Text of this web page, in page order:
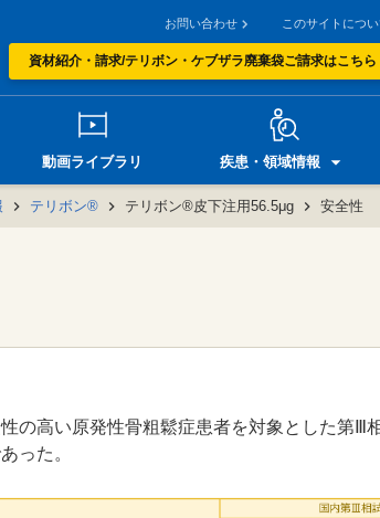
お問い合わせ このサイトについ
資材紹介・請求/テリボン・ケブザラ廃棄袋ご請求はこちら
動画ライブラリ 疾患・領域情報
テリボン® テリボン®皮下注用56.5μg 安全性
の高い原発性骨粗鬆症患者を対象とした第Ⅲ
った。